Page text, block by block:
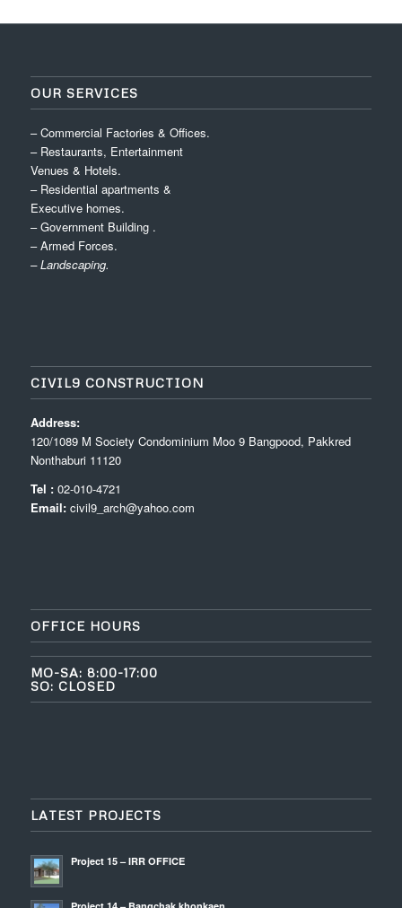
OUR SERVICES
– Commercial Factories & Offices.
– Restaurants, Entertainment
Venues & Hotels.
– Residential apartments &
Executive homes.
– Government Building .
– Armed Forces.
– Landscaping.
CIVIL9 CONSTRUCTION
Address:
120/1089 M Society Condominium Moo 9 Bangpood, Pakkred
Nonthaburi 11120
Tel :02-010-4721
Email: civil9_arch@yahoo.com
OFFICE HOURS
MO-SA: 8:00-17:00
SO: CLOSED
LATEST PROJECTS
Project 15 – IRR OFFICE